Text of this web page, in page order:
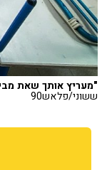
"מעריץ אותך שאת
ששוני/פלאש90